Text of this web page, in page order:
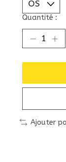
Quantité :
Ajouter